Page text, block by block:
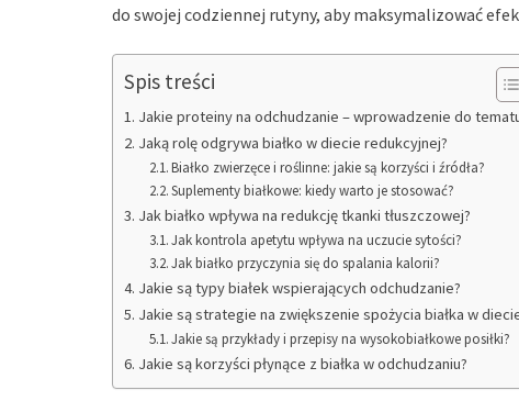
do swojej codziennej rutyny, aby maksymalizować
Spis treści
Jakie proteiny na odchudzanie – wprowadzenie do
Jaką rolę odgrywa białko w diecie redukcyjnej?
Białko zwierzęce i roślinne: jakie są korzyści i źródła?
Suplementy białkowe: kiedy warto je stosować?
Jak białko wpływa na redukcję tkanki tłuszczowej?
Jak kontrola apetytu wpływa na uczucie sytości?
Jak białko przyczynia się do spalania kalorii?
Jakie są typy białek wspierających odchudzanie?
Jakie są strategie na zwiększenie spożycia białka w
Jakie są przykłady i przepisy na wysokobiałkowe posiłki?
Jakie są korzyści płynące z białka w odchudzaniu?